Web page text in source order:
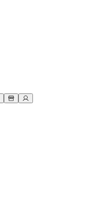
plataforma
equipo
tiempo real
de problemas
forma gratuita
de Unityexperto